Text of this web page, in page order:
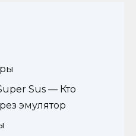
Sus — Кто
эмулятор